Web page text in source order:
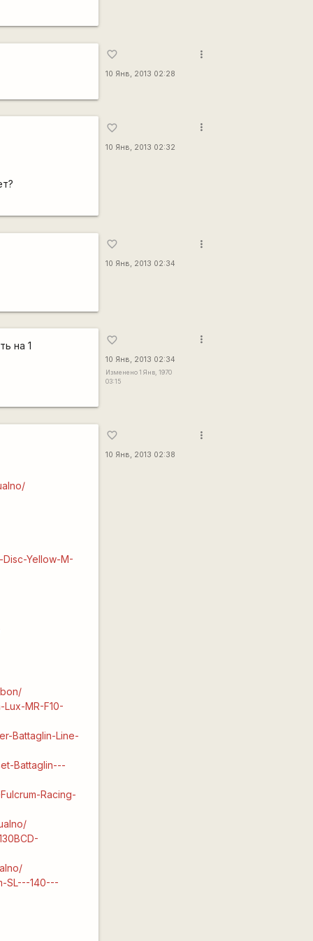
favorite_border
10 Янв, 2013 02:28
more_vert
favorite_border
10 Янв, 2013 02:32
more_vert
favorite_border
10 Янв, 2013 02:34
more_vert
на 1
favorite_border
10 Янв, 2013 02:34
Изменено 1 Янв, 1970
03:15
more_vert
Yellow-M-
MR-F10-
Battaglin-Line-
Battaglin---
Racing-
SL---140---
favorite_border
10 Янв, 2013 02:38
more_vert